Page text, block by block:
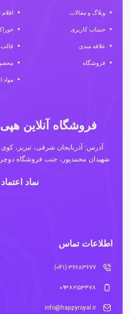
وبلاگ و مقالات
حساب کاربری
علاقه مندی
فروشگاه
مواد
فروشگاه آنلاین هپی
آدرس: آذربایجان شرقی، تبریز،
شهیدان محمدپور، جنب فروشگاه
نماد اعتماد
اطلاعات تماس
36683677 (041)
۰۹۳۸۲۱۵۳۴۷۸
info@happyroyal.ir